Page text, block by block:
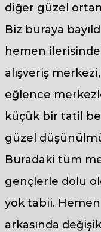
diğer güzel
Biz buraya
hemen
alışveriş
eğlence
küçük bir tatil
güzel
Buradaki tüm
gençlerle dolu
yok tabii.
arkasında